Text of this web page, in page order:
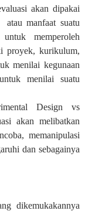
akan dipakai
manfaat suatu
memperoleh
proyek, kurikulum,
menilai kegunaan
menilai suatu
Design vs
akan melibatkan
memanipulasi
dan sebagainya
dikemukakannya